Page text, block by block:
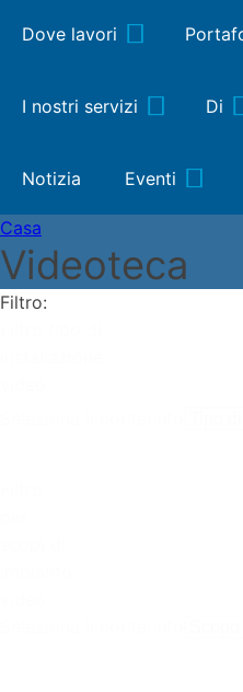
Dove lavori
I nostri servizi Di
Notizia Eventi
Casa
Videoteca
Filtro: